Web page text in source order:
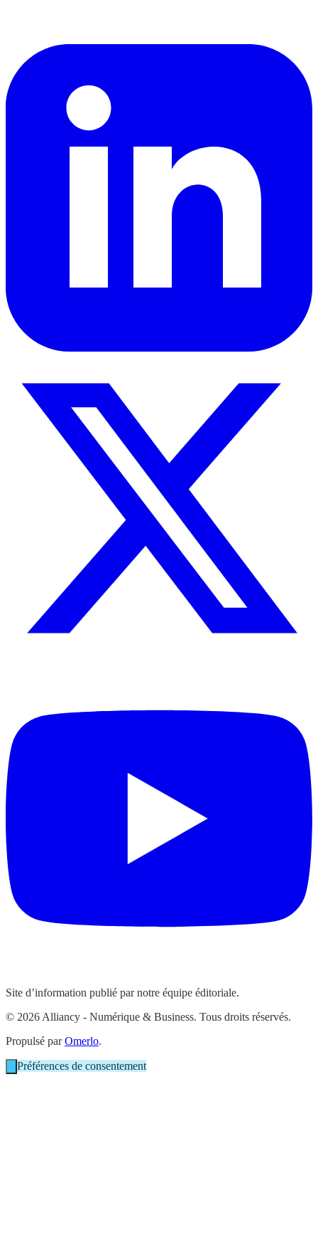
Site d’information publié par notre équipe éditoriale.
© 2026 Alliancy - Numérique & Business. Tous droits réservés.
Propulsé parOmerlo.
Préférences de consentement